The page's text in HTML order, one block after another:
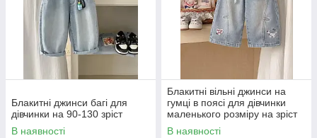
Блакитні джинси багі для
дівчинки на 90-130 зріст
В наявності
Блакитні вільні джинси на
гумці в поясі для дівчинки
маленького розміру на зріст
90 - 130
В наявності